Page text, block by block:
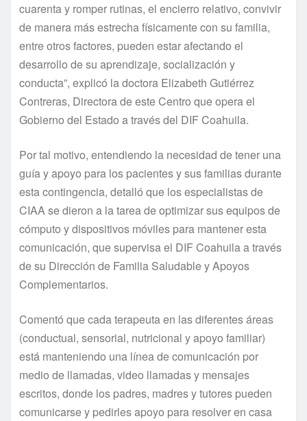
cuarenta y romper rutinas, el encierro relativo, convivir
de manera más estrecha físicamente con su familia,
entre otros factores, pueden estar afectando el
desarrollo de su aprendizaje, socialización y
conducta”, explicó la doctora Elizabeth Gutiérrez
Contreras, Directora de este Centro que opera el
Gobierno del Estado a través del DIF Coahuila.
Por tal motivo, entendiendo la necesidad de tener una
guía y apoyo para los pacientes y sus familias durante
esta contingencia, detalló que los especialistas de
CIAA se dieron a la tarea de optimizar sus equipos de
cómputo y dispositivos móviles para mantener esta
comunicación, que supervisa el DIF Coahuila a través
de su Dirección de Familia Saludable y Apoyos
Complementarios.
Comentó que cada terapeuta en las diferentes áreas
(conductual, sensorial, nutricional y apoyo familiar)
está manteniendo una línea de comunicación por
medio de llamadas, video llamadas y mensajes
escritos, donde los padres, madres y tutores pueden
comunicarse y pedirles apoyo para resolver en casa